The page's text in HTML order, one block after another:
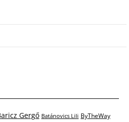
Gergő Batánovics Lili ByTheWay